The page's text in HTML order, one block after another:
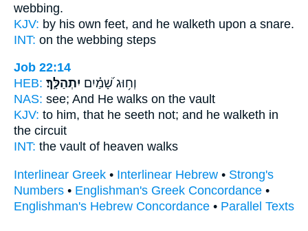
webbing.
KJV: by his own feet, and he walketh upon a snare.
INT: on the webbing steps
Job 22:14
HEB:
וְח֥וּג שָׁ֝מַ֗יִם יִתְהַלָּֽךְ׃
NAS: see; And He walks on the vault
KJV: to him, that he seeth not; and he walketh in
the circuit
INT: the vault of heaven walks
Interlinear Greek • Interlinear Hebrew • Strong's
Numbers • Englishman's Greek Concordance •
Englishman's Hebrew Concordance • Parallel Texts